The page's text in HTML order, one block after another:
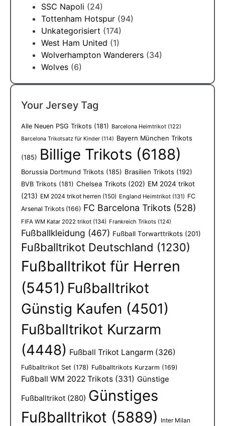
SSC Napoli (24)
Tottenham Hotspur (94)
Unkategorisiert (174)
West Ham United (1)
Wolverhampton Wanderers (34)
Wolves (6)
Your Jersey Tag
Alle Neuen PSG Trikots (181) Barcelona Heimtrikot (122)
Barcelona Trikotsatz für Kinder (114) Bayern München Trikots
(185) Billige Trikots (6188)
Borussia Dortmund Trikots (185) Brasilien Trikots (192)
BVB Trikots (181) Chelsea Trikots (202) EM 2024 trikot
(213) EM 2024 trikot herren (150) England Heimtrikot (131) FC
Arsenal Trikots (166) FC Barcelona Trikots (528)
FIFA WM Katar 2022 trikot (134) Frankreich Trikots (124)
Fußballkleidung (467) Fußball Torwarttrikots (201)
Fußballtrikot Deutschland (1230)
Fußballtrikot für Herren
(5451) Fußballtrikot
Günstig Kaufen (4501)
Fußballtrikot Kurzarm
(4448) Fußball Trikot Langarm (326)
Fußballtrikot Set (178) Fußballtrikots Kurzarm (169)
Fußball WM 2022 Trikots (331) Günstige
Fußballtrikot (280) Günstiges
Fußballtrikot (5889) Inter Milan